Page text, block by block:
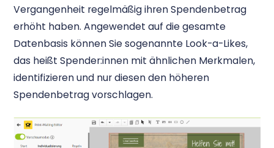
Vergangenheit regelmäßig ihren Spendenbetrag
erhöht haben. Angewendet auf die gesamte
Datenbasis können Sie sogenannte Look-a-Likes,
das heißt Spender:innen mit ähnlichen Merkmalen,
identifizieren und nur diesen den höheren
Spendenbetrag vorschlagen.